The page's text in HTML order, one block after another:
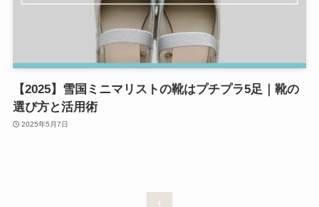
【2025】雪国ミニマリストの靴はプチプラ5足｜靴の
選び方と活用術
2025年5月7日